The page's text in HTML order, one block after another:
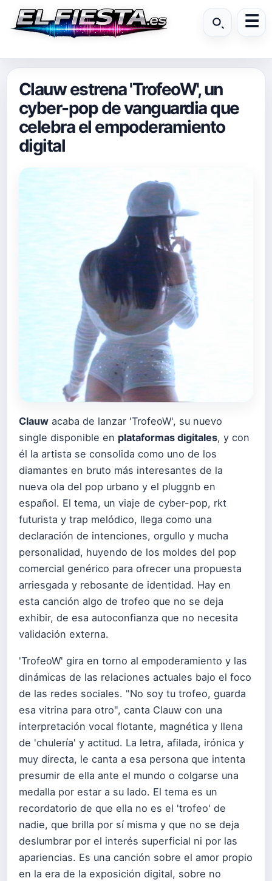
Clauw estrena 'TrofeoW', un
cyber-pop de vanguardia que
celebra el empoderamiento
digital
Clauw acaba de lanzar 'TrofeoW', su nuevo
single disponible en plataformas digitales, y con
él la artista se consolida como uno de los
diamantes en bruto más interesantes de la
nueva ola del pop urbano y el pluggnb en
español. El tema, un viaje de cyber-pop, rkt
futurista y trap melódico, llega como una
declaración de intenciones, orgullo y mucha
personalidad, huyendo de los moldes del pop
comercial genérico para ofrecer una propuesta
arriesgada y rebosante de identidad. Hay en
esta canción algo de trofeo que no se deja
exhibir, de esa autoconfianza que no necesita
validación externa.
'TrofeoW' gira en torno al empoderamiento y las
dinámicas de las relaciones actuales bajo el foco
de las redes sociales. "No soy tu trofeo, guarda
esa vitrina para otro", canta Clauw con una
interpretación vocal flotante, magnética y llena
de 'chulería' y actitud. La letra, afilada, irónica y
muy directa, le canta a esa persona que intenta
presumir de ella ante el mundo o colgarse una
medalla por estar a su lado. El tema es un
recordatorio de que ella no es el 'trofeo' de
nadie, que brilla por sí misma y que no se deja
deslumbrar por el interés superficial ni por las
apariencias. Es una canción sobre el amor propio
en la era de la exposición digital, sobre no